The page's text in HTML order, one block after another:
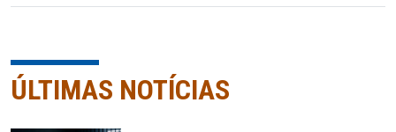
ÚLTIMAS NOTÍCIAS